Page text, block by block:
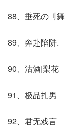
88、垂死の刂舞
89、奔赴陷阱.
90、沽酒|梨花
91、极品扎男
92、君无戏言